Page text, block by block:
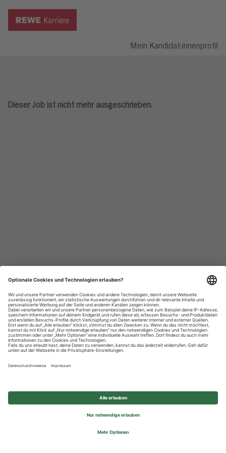
Mein Kandidat:innenprofil
Dieser Job ist nicht mehr ausgeschrieben.
Datenschutzhinweise
Impressum
Privatsphäre-Einstellungen
© 2026 REWE Group - All rights reserved